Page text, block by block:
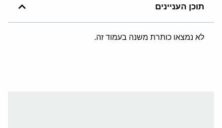
תוכן העניינים
לא נמצאו כותרת משנה בעמוד זה.